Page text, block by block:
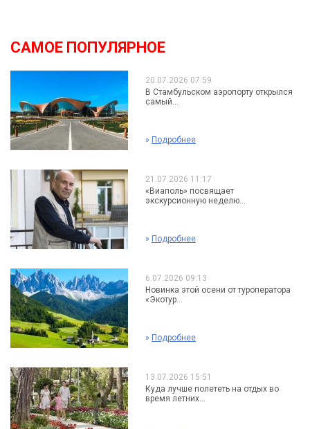
САМОЕ ПОПУЛЯРНОЕ
20.07.2026 07:59
В Стамбульском аэропорту открылся
самый...
» Подробнее
21.07.2026 11:17
«Виаполь» посвящает
экскурсионную неделю...
» Подробнее
6.07.2026 09:13
Новинка этой осени от туроператора
«Экотур...
» Подробнее
13.07.2026 15:51
Куда лучше полететь на отдых во
время летних...